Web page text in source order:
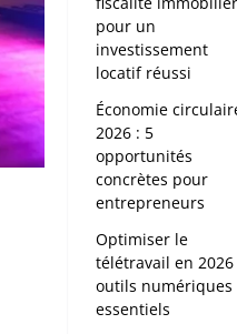
pour un
investissement
locatif réussi
Économie
2026 : 5
opportunités
concrètes pour
entrepreneurs
Optimiser le
télétravail en 2026
outils numériques
essentiels